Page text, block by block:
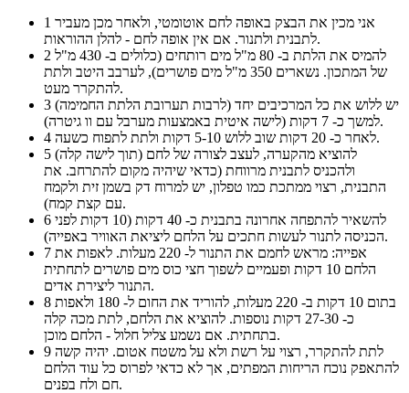
1
לתבנית ולתנור. אם אין אופה לחם - להלן ההוראות.
2
של המתכון. נשארים 350 מ"ל מים פושרים), לערבב היטב ולתת
להתקרר מעט.
3
למשך כ- 7 דקות (לישה איטית באמצעות מערבל עם וו גיטרה).
4
לאחר כ- 20 דקות שוב ללוש 5-10 דקות ולתת לתפוח כשעה.
5
ולהכניס לתבנית מרווחת (כדאי שיהיה מקום להתרחב. את
התבנית, רצוי ממתכת כמו טפלון, יש למרוח דק בשמן זית ולקמח
עם קצת קמח).
6
הכניסה לתנור לעשות חתכים על הלחם ליציאת האוויר באפייה).
7
הלחם 10 דקות ופעמיים לשפוך חצי כוס מים פושרים לתחתית
התנור ליצירת אדים.
8
כ- 27-30 דקות נוספות. להוציא את הלחם, לתת מכה קלה
בתחתית. אם נשמע צליל חלול - הלחם מוכן.
9
להתאפק נוכח הריחות המפתים, אך לא כדאי לפרוס כל עוד הלחם
חם ולח בפנים.